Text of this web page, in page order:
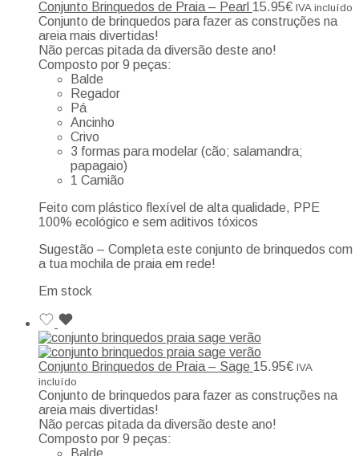
Conjunto Brinquedos de Praia – Pearl 15.95€ IVA incluído
Conjunto de brinquedos para fazer as construções na
areia mais divertidas!
Não percas pitada da diversão deste ano!
Composto por 9 peças:
Balde
Regador
Pá
Ancinho
Crivo
3 formas para modelar (cão; salamandra;
papagaio)
1 Camião
Feito com plástico flexível de alta qualidade, PPE
100% ecológico e sem aditivos tóxicos
Sugestão – Completa este conjunto de brinquedos com
a tua mochila de praia em rede!
Em stock
Conjunto Brinquedos de Praia – Sage 15.95€ IVA
incluído
Conjunto de brinquedos para fazer as construções na
areia mais divertidas!
Não percas pitada da diversão deste ano!
Composto por 9 peças:
Balde